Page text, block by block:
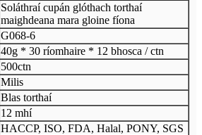
Soláthraí cupán glóthach torthaí
maighdeana mara gloine fíona
G068-6
40g * 30 ríomhaire * 12 bhosca / ctn
500ctn
Milis
Blas torthaí
12 mhí
HACCP, ISO, FDA, Halal, PONY, SGS